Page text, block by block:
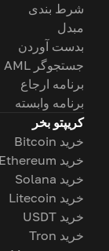
شرط بندی
مبدل
بدست آوردن
جستجوگر AML
برنامه ارجاع
برنامه وابسته
کریپتو بخر
خرید Bitcoin
خرید Ethereum
خرید Solana
خرید Litecoin
خرید USDT
خرید Tron